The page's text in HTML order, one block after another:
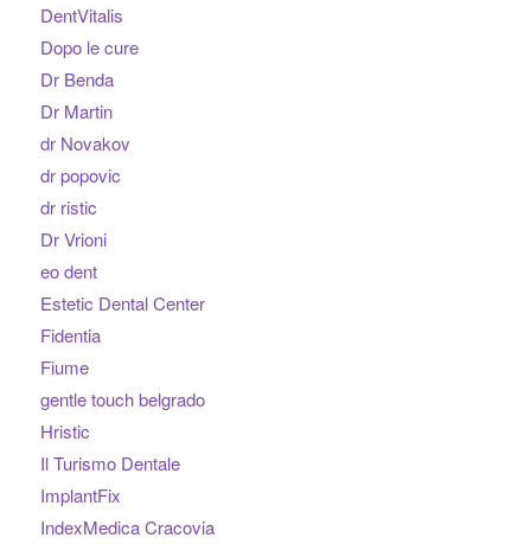
DentVitalis
Dopo le cure
Dr Benda
Dr Martin
dr Novakov
dr popovic
dr ristic
Dr Vrioni
eo dent
Estetic Dental Center
Fidentia
Fiume
gentle touch belgrado
Hristic
Il Turismo Dentale
ImplantFix
IndexMedica Cracovia